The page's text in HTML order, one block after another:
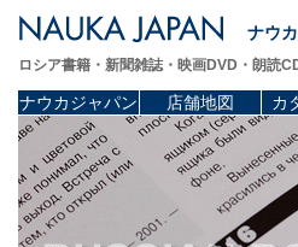
ナウ
ロシア書籍・新聞雑誌・映画DVD・朗読
ナウカジャパン 店舗地図 カ